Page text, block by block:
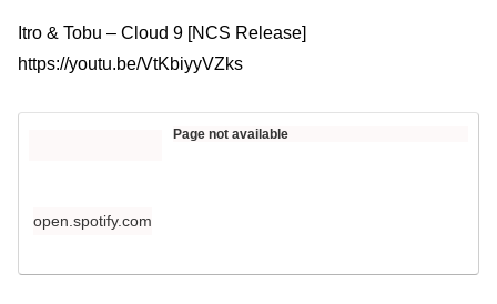
Itro & Tobu – Cloud 9 [NCS Release]
https://youtu.be/VtKbiyyVZks​​
Page not available
open.spotify.com